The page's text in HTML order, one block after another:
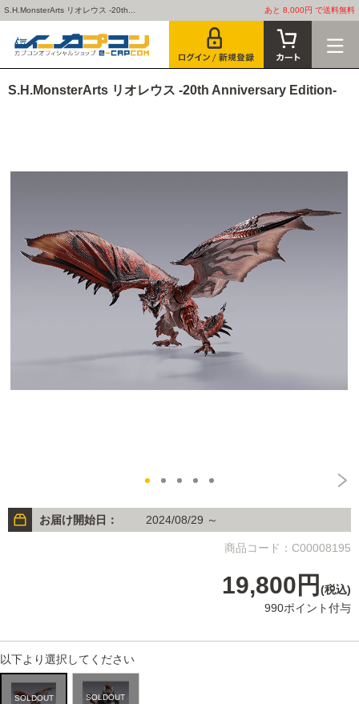
S.H.MonsterArts リオレウス -20th... あと 8,000円 で送料無料
S.H.MonsterArts リオレウス -20th Anniversary Edition-
お届け開始日： 2024/08/29 ～
商品コード：C00008195
19,800円 (税込)
990ポイント付与
以下より選択してください